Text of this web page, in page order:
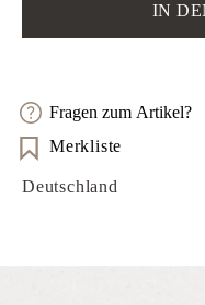
IN
Fragen zum Artikel?
Merkliste
Deutschland